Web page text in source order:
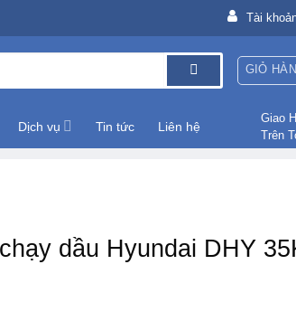
Tài
GIỎ
Dịch vụ Tin tức Liên hệ
Giao
Trên
dầu Hyundai DHY